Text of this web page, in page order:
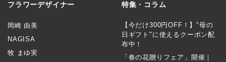
フラワーデザイナー
岡崎 由美
NAGISA
牧 まゆ実
特集・コラム
【今だけ300円OFF！】"母の
日ギフト"に使えるクーポン配
布中！
「春の花贈りフェア」開催｜